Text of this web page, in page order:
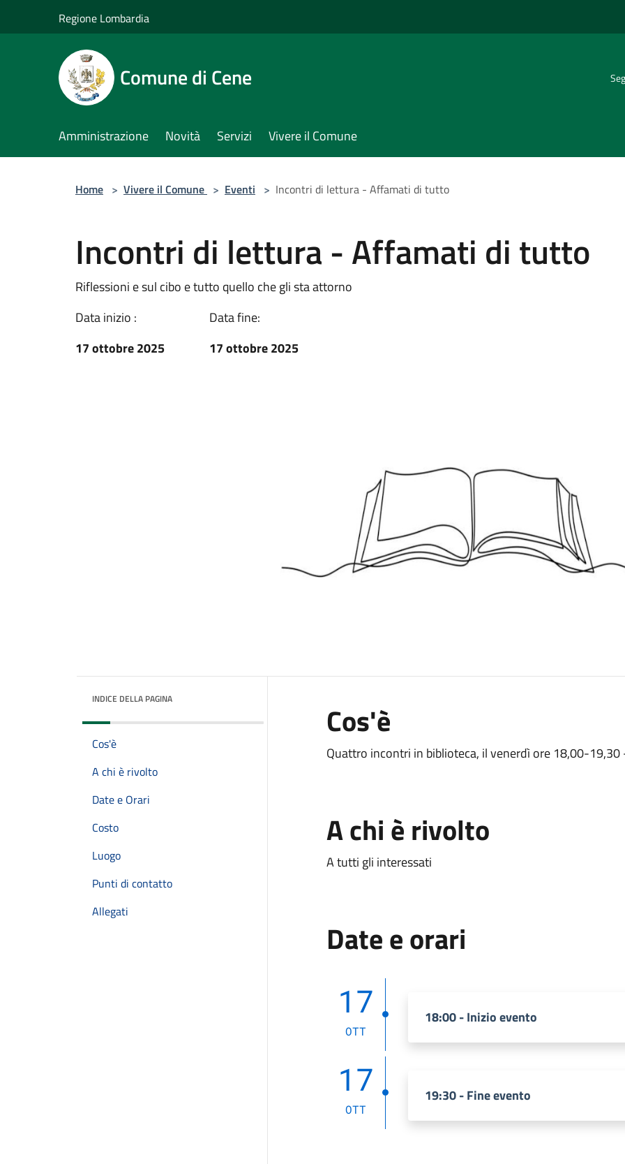
Regione Lombardia
Comune di Cene
Amministrazione Novità Servizi Vivere il Comune
Home > Vivere il Comune > Eventi > Incontri di lettura - Affamati di tutto
Incontri di lettura - Affamati di tutto
Riflessioni e sul cibo e tutto quello che gli sta attorno
Data inizio :
17 ottobre 2025
Data fine:
17 ottobre 2025
INDICE DELLA PAGINA
Cos'è
A chi è rivolto
Date e Orari
Costo
Luogo
Punti di contatto
Allegati
Cos'è
Quattro incontri in biblioteca, il venerdì ore 18,00-
A chi è rivolto
A tutti gli interessati
Date e orari
17
OTT
18:00 - Inizio evento
17
OTT
19:30 - Fine evento